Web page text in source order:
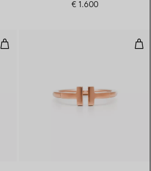
€ 1.600
Anello in oro rosa